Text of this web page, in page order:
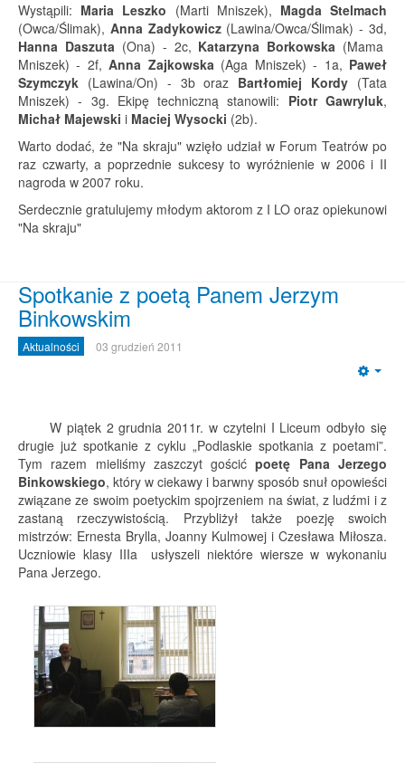
Wystąpili: Maria Leszko (Marti Mniszek), Magda Stelmach
(Owca/Ślimak), Anna Zadykowicz(Lawina/Owca/Ślimak) - 3d,
Hanna Daszuta (Ona) - 2c, Katarzyna Borkowska (Mama
Mniszek) - 2f, Anna Zajkowska(Aga Mniszek) - 1a, Paweł
Szymczyk (Lawina/On) - 3b oraz Bartłomiej Kordy (Tata
Mniszek) - 3g. Ekipę techniczną stanowili: Piotr Gawryluk,
Michał Majewski i Maciej Wysocki (2b).
Warto dodać, że "Na skraju" wzięło udział w Forum Teatrów po
raz czwarty, a poprzednie sukcesy to wyróżnienie w 2006 i II
nagroda w 2007 roku.
Serdecznie gratulujemy młodym aktorom z I LO oraz opiekunowi
"Na skraju"
Spotkanie z poetą Panem Jerzym
Binkowskim
Aktualności 03 grudzień 2011
W piątek 2 grudnia 2011r. w czytelni I Liceum odbyło się
drugie już spotkanie z cyklu „Podlaskie spotkania z poetami”.
Tym razem mieliśmy zaszczyt gościćpoetę Pana Jerzego
Binkowskiego, który w ciekawy i barwny sposób snuł opowieści
związane ze swoim poetyckim spojrzeniem na świat, z ludźmi i z
zastaną rzeczywistością. Przybliżył także poezję swoich
mistrzów: Ernesta Brylla, Joanny Kulmowej i Czesława Miłosza.
Uczniowie klasy IIIa usłyszeli niektóre wiersze w wykonaniu
Pana Jerzego.